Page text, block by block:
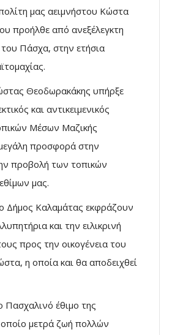
μας αειμνήστου Κώστα
προήλθε από ανεξέλεγκτη
Πάσχα, στην ετήσια
Θεοδωρακάκης υπήρξε
και αντικειμενικός
Μέσων Μαζικής
προσφορά στην
προβολή των τοπικών
μας.
Δήμος Καλαμάτας εκφράζουν
και την ειλικρινή
προς την οικογένεια του
η οποία και θα αποδειχθεί
έθιμο της
μετρά ζωή πολλών